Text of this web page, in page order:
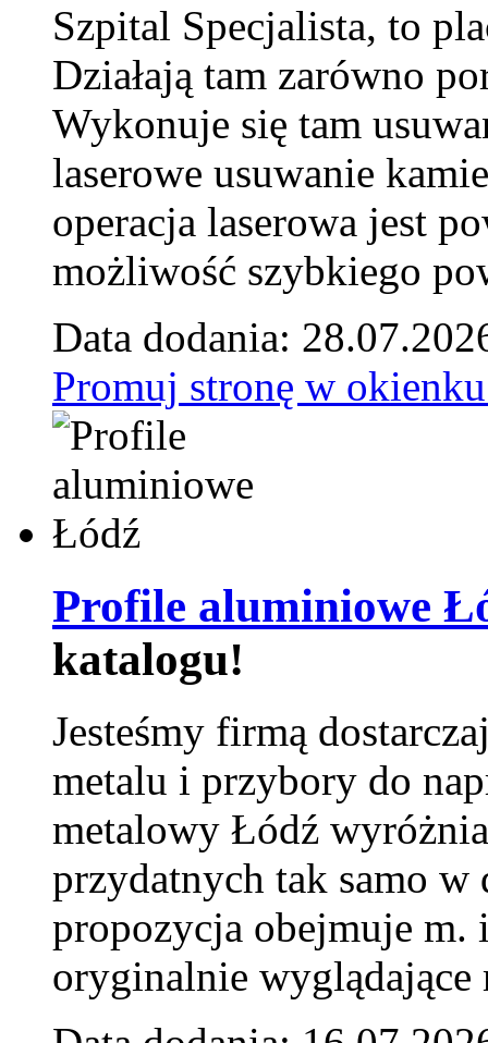
Szpital Specjalista, to
Działają tam zarówno
Wykonuje się tam
laserowe usuwanie
operacja laserowa jest
możliwość szybkiego
Data dodania:
Promuj stronę w
Profile aluminiowe
katalogu!
Jesteśmy firmą
metalu i przybory do
metalowy Łódź
przydatnych tak samo w
propozycja obejmuje m.
oryginalnie wyglądające